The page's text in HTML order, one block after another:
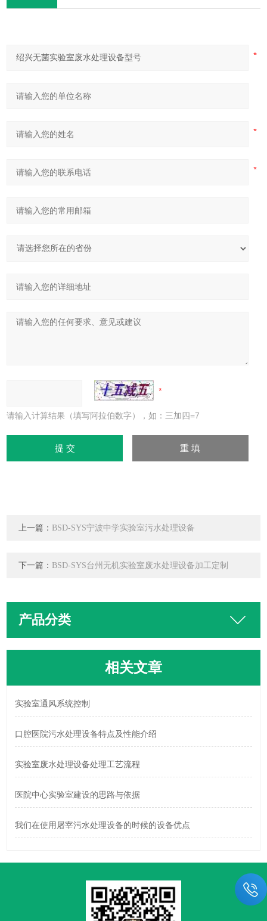
请输入计算结果（填写阿拉伯数字），如：三加四=7
上一篇： BSD-SYS宁波中学实验室污水处理设备
下一篇： BSD-SYS台州无机实验室废水处理设备加工定制
产品分类
相关文章
实验室通风系统控制
口腔医院污水处理设备特点及性能介绍
实验室废水处理设备处理工艺流程
医院中心实验室建设的思路与依据
我们在使用屠宰污水处理设备的时候的设备优点